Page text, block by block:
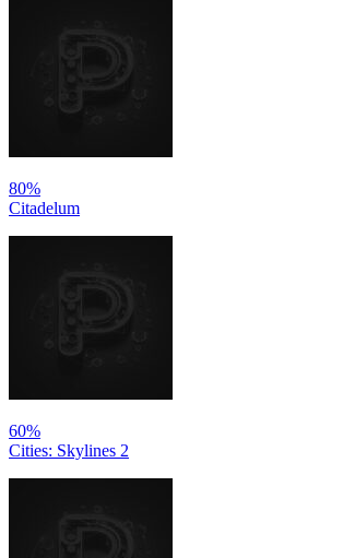
80%
Citadelum
60%
Cities: Skylines 2